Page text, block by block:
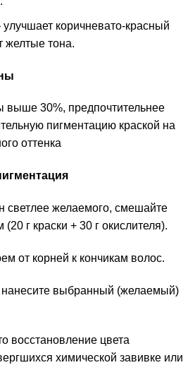
коричневато-красный
желтые тона.
выше 30%, предпочтительнее
пигментацию краской на
оттенка
светлее желаемого, смешайте
(20 г краски + 30 г окислителя).
от корней к кончикам волос.
выбранный (желаемый)
восстановление цвета
химической завивке или